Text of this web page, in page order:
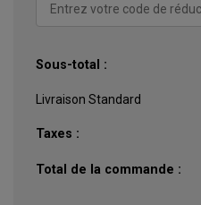
Sous-total :
Taxes :
Total de la commande :